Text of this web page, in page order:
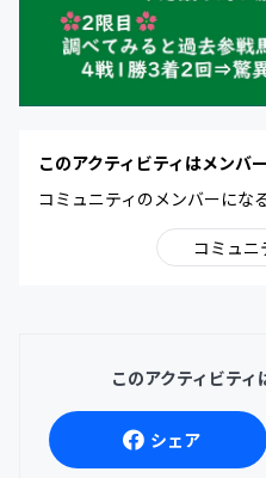
このアクティビティはメンバ
コミュニティのメンバーにな
コミュニ
このアクティビテ
シェア